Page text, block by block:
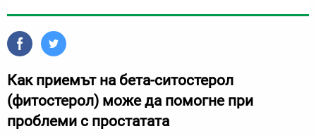
Как приемът на бета-ситостерол
(фитостерол) може да помогне при
проблеми с простатата